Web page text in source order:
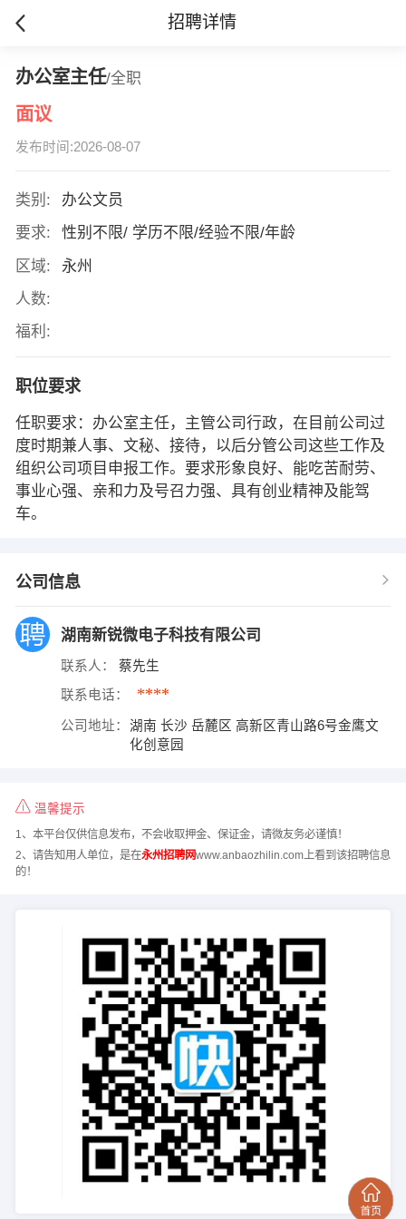
招聘详情
办公室主任/全职
面议
发布时间:2026-08-07
类别:
办公文员
要求:
性别不限/ 学历不限/经验不限/年龄
区域:
永州
人数:
福利:
职位要求
任职要求：办公室主任，主管公司行政，在目前公司过
度时期兼人事、文秘、接待，以后分管公司这些工作及
组织公司项目申报工作。要求形象良好、能吃苦耐劳、
事业心强、亲和力及号召力强、具有创业精神及能驾
车。
公司信息
湖南新锐微电子科技有限公司
联系人： 蔡先生
联系电话： ****
公司地址：
湖南 长沙 岳麓区 高新区青山路6号金鹰文
化创意园
温馨提示
1、本平台仅供信息发布，不会收取押金、保证金，请微友务必谨慎！
2、请告知用人单位，是在永州招聘网www.anbaozhilin.com上看到该招聘信息
的！